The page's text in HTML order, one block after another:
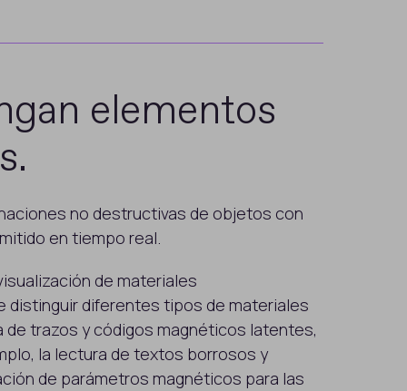
elementos
no destructivas de objetos con
en tiempo real.
de materiales
distinguir diferentes tipos de materiales
trazos y códigos magnéticos latentes,
la lectura de textos borrosos y
de parámetros magnéticos para las